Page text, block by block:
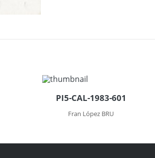
PI5-CAL-1983-601
Fran López BRU